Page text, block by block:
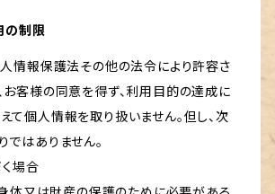
の制限
人情報保護法その他の法令により許容さ
お客様の同意を得ず、利用目的の達成に
て個人情報を取り扱いません。但し、次
ではありません。
く場合